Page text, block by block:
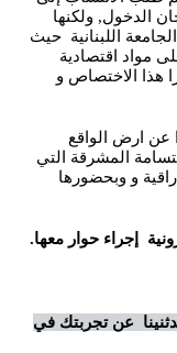
الدخول, ولكنها
اللبنانية حيث
مواد اقتصادية
هذا الاختصاص و
عن ارض الواقع
المشرقة التي
و وبحضورها
عن تجربتك في